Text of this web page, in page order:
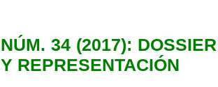
NÚM. 34 (2017):
Y REPRESENTACIÓN